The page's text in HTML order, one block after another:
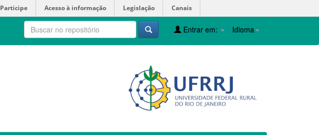
Participe Acesso à informação Legislação Canais
Idioma
Entrar em: